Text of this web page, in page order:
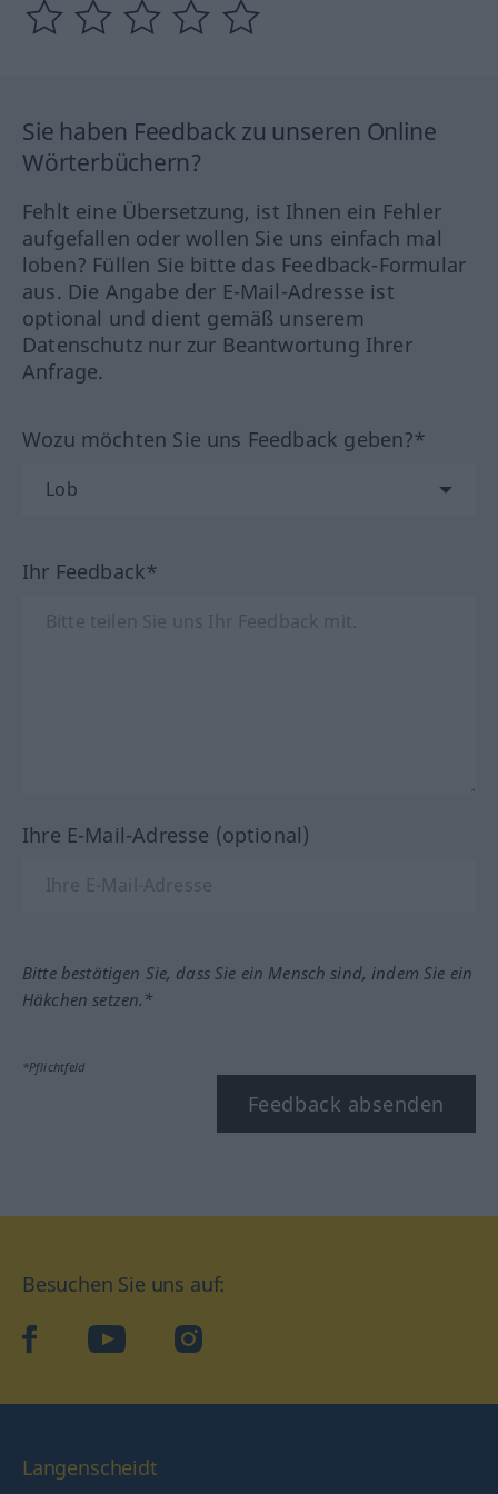
Sie haben Feedback zu unseren Online
Wörterbüchern?
Fehlt eine Übersetzung, ist Ihnen ein Fehler
aufgefallen oder wollen Sie uns einfach mal
loben? Füllen Sie bitte das Feedback-Formular
aus. Die Angabe der E-Mail-Adresse ist
optional und dient gemäß unserem
Datenschutz nur zur Beantwortung Ihrer
Anfrage.
Wozu möchten Sie uns Feedback geben?*
Ihr Feedback*
Ihre E-Mail-Adresse (optional)
Bitte bestätigen Sie, dass Sie ein Mensch sind, indem Sie ein
Häkchen setzen.*
*Pflichtfeld
Feedback absenden
Besuchen Sie uns auf:
facebookYouTube Instagram
Langenscheidt